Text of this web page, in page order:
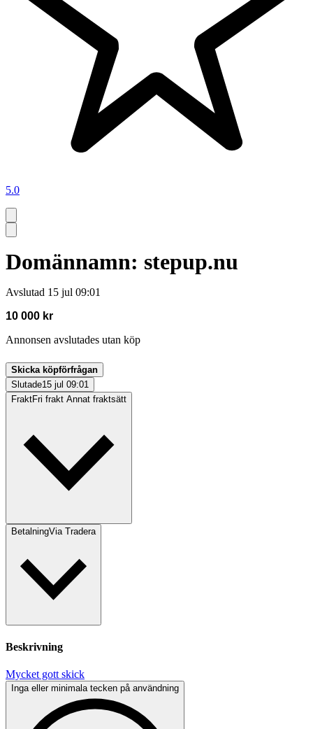
5.0
Domännamn: stepup.nu
Avslutad 15 jul 09:01
10 000 kr
Annonsen avslutades utan köp
Skicka köpförfrågan
Slutade15 jul 09:01
FraktFri frakt Annat fraktsätt
BetalningVia Tradera
Beskrivning
Mycket gott skick
Inga eller minimala tecken på användning